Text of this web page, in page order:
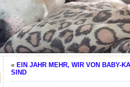
« EIN JAHR MEHR, WIR VON BABY-
SIND